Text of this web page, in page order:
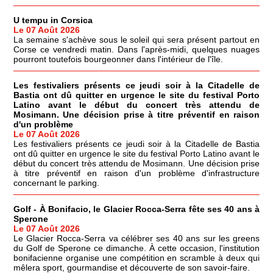
U tempu in Corsica
Le 07 Août 2026
La semaine s'achève sous le soleil qui sera présent partout en
Corse ce vendredi matin. Dans l'après-midi, quelques nuages
pourront toutefois bourgeonner dans l'intérieur de l'île.
Les festivaliers présents ce jeudi soir à la Citadelle de
Bastia ont dû quitter en urgence le site du festival Porto
Latino avant le début du concert très attendu de
Mosimann. Une décision prise à titre préventif en raison
d'un problème
Le 07 Août 2026
Les festivaliers présents ce jeudi soir à la Citadelle de Bastia
ont dû quitter en urgence le site du festival Porto Latino avant le
début du concert très attendu de Mosimann. Une décision prise
à titre préventif en raison d'un problème d'infrastructure
concernant le parking.
Golf - À Bonifacio, le Glacier Rocca-Serra fête ses 40 ans à
Sperone
Le 07 Août 2026
Le Glacier Rocca-Serra va célébrer ses 40 ans sur les greens
du Golf de Sperone ce dimanche. À cette occasion, l'institution
bonifacienne organise une compétition en scramble à deux qui
mêlera sport, gourmandise et découverte de son savoir-faire.